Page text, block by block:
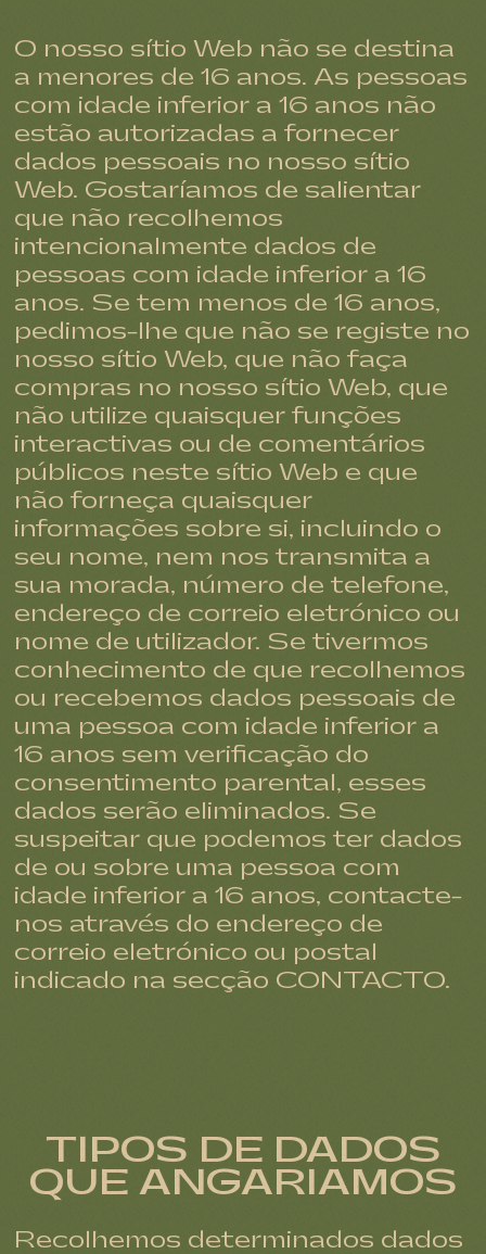
O nosso sítio Web não se destina
a menores de 16 anos. As pessoas
com idade inferior a 16 anos não
estão autorizadas a fornecer
dados pessoais no nosso sítio
Web. Gostaríamos de salientar
que não recolhemos
intencionalmente dados de
pessoas com idade inferior a 16
anos. Se tem menos de 16 anos,
pedimos-lhe que não se registe no
nosso sítio Web, que não faça
compras no nosso sítio Web, que
não utilize quaisquer funções
interactivas ou de comentários
públicos neste sítio Web e que
não forneça quaisquer
informações sobre si, incluindo o
seu nome, nem nos transmita a
sua morada, número de telefone,
endereço de correio eletrónico ou
nome de utilizador. Se tivermos
conhecimento de que recolhemos
ou recebemos dados pessoais de
uma pessoa com idade inferior a
16 anos sem verificação do
consentimento parental, esses
dados serão eliminados. Se
suspeitar que podemos ter dados
de ou sobre uma pessoa com
idade inferior a 16 anos, contacte-
nos através do endereço de
correio eletrónico ou postal
indicado na secção CONTACTO.
TIPOS DE DADOS
QUE ANGARIAMOS
Recolhemos determinados dados